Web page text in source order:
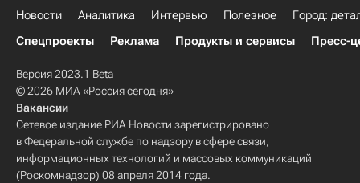
Новости Аналитика Интервью Полезное
Город:
Спецпроекты
Реклама Продукты и сервисы Пресс-
Версия 2023.1 Beta
© 2026 МИА «Россия сегодня»
Вакансии
Сетевое издание РИА Новости зарегистрировано
в Федеральной службе по надзору в сфере связи,
информационных технологий и массовых коммуникаций
(Роскомнадзор) 08 апреля 2014 года.